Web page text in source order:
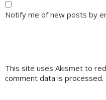
Notify me of new posts by
This site uses Akismet to
comment data is processed.